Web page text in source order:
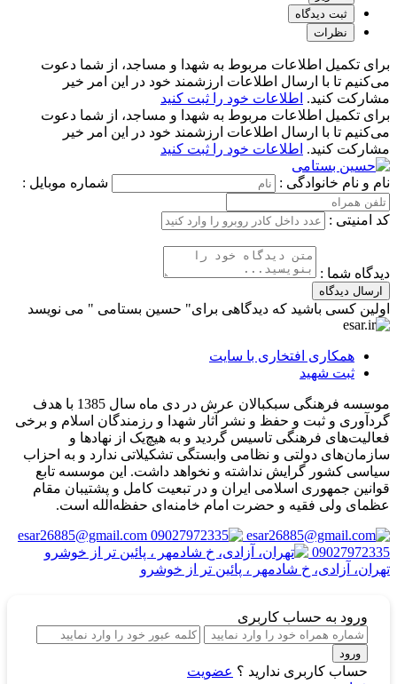
ثبت دیدگاه
نظرات
برای تکمیل اطلاعات مربوط به شهدا و مساجد، از شما دعوت
می‌کنیم تا با ارسال اطلاعات ارزشمند خود در این امر خیر
مشارکت کنید. اطلاعات خود را ثبت کنید
برای تکمیل اطلاعات مربوط به شهدا و مساجد، از شما دعوت
می‌کنیم تا با ارسال اطلاعات ارزشمند خود در این امر خیر
مشارکت کنید. اطلاعات خود را ثبت کنید
نام و نام خانوادگی : شماره موبایل :
کد امنیتی :
دیدگاه شما :
ارسال دیدگاه
اولین کسی باشید که دیدگاهی برای" حسین بستامی " می نویسد
همکاری افتخاری با سایت
ثبت شهید
موسسه فرهنگی سبکبالان عرش در دی ماه سال 1385 با هدف
گردآوری و ثبت و حفظ و نشر آثار شهدا و رزمندگان اسلام و برخی
فعالیت‌های فرهنگی تاسیس گردید و به هیچ‌یک از نهادها و
سازمان‌های دولتی و نظامی وابستگی تشکیلاتی ندارد و به احزاب
سیاسی کشور گرایش نداشته و نخواهد داشت. این موسسه تابع
قوانین جمهوری اسلامی ایران و در تبعیت کامل و پشتیبان مقام
عظمای ولی فقیه و حضرت امام خامنه‌ای حفظه‌الله است.
esar26885@gmail.com
09027972335
تهران، آزادی، خ شادمهر ، پائین تر از خوشرو
ورود به حساب کاربری
ورود
حساب کاربری ندارید ؟ عضویت